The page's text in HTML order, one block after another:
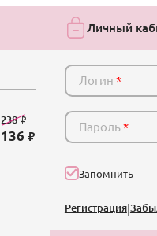
136
238
Личный
Логин*
Пароль*
Запомнить
Регистрация|